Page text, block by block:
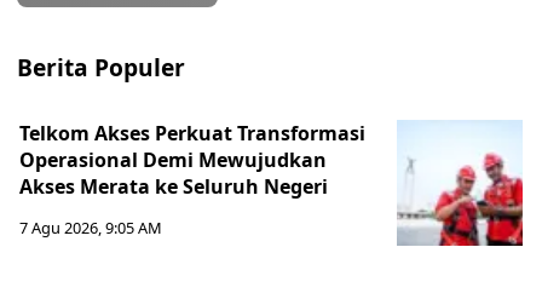
Berita Populer
Telkom Akses Perkuat Transformasi
Operasional Demi Mewujudkan
Akses Merata ke Seluruh Negeri
7 Agu 2026, 9:05 AM